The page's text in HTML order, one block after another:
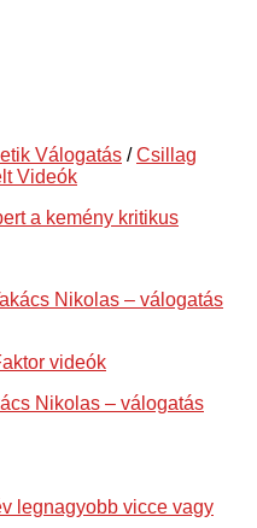
Válogatás /Csillag
Videók
a kemény kritikus
videók
Nikolas – válogatás